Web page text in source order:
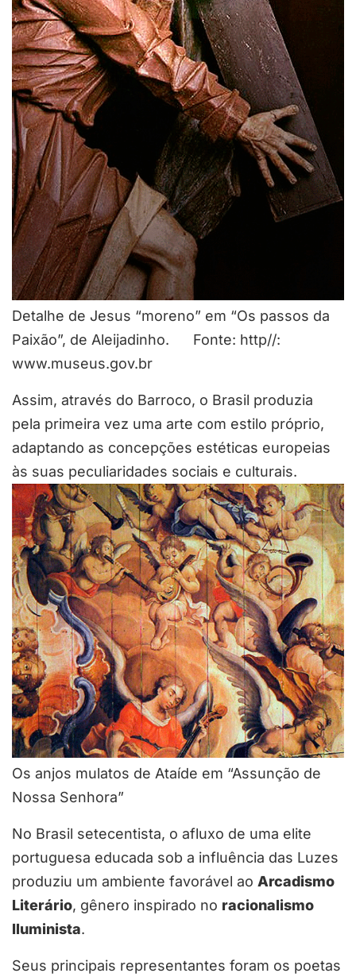
Detalhe de Jesus “moreno” em “Os passos da
Paixão”, de Aleijadinho. Fonte: http//:
www.museus.gov.br
Assim, através do Barroco, o Brasil produzia
pela primeira vez uma arte com estilo próprio,
adaptando as concepções estéticas europeias
às suas peculiaridades sociais e culturais.
Os anjos mulatos de Ataíde em “Assunção de
Nossa Senhora”
No Brasil setecentista, o afluxo de uma elite
portuguesa educada sob a influência das Luzes
produziu um ambiente favorável ao Arcadismo
Literário, gênero inspirado no racionalismo
Iluminista.
Seus principais representantes foram os poetas